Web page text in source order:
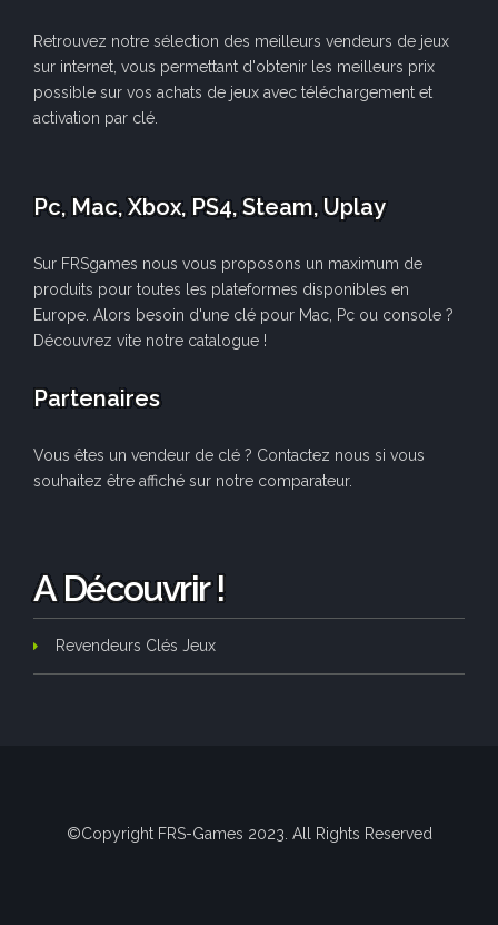
Retrouvez notre sélection des meilleurs vendeurs de jeux
sur internet, vous permettant d'obtenir les meilleurs prix
possible sur vos achats de jeux avec téléchargement et
activation par clé.
Pc, Mac, Xbox, PS4, Steam, Uplay
Sur FRSgames nous vous proposons un maximum de
produits pour toutes les plateformes disponibles en
Europe. Alors besoin d'une clé pour Mac, Pc ou console ?
Découvrez vite notre catalogue !
Partenaires
Vous êtes un vendeur de clé ? Contactez nous si vous
souhaitez être affiché sur notre comparateur.
A Découvrir !
Revendeurs Clés Jeux
©Copyright FRS-Games 2023. All Rights Reserved